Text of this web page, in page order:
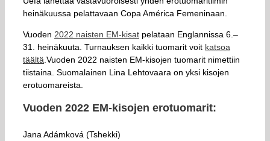
heinäkuussa pelattavaan Copa América Femeninaan.
Vuoden 2022 naisten EM-kisat pelataan Englannissa 6.–
31. heinäkuuta. Turnauksen kaikki tuomarit voit katsoa
täältä .Vuoden 2022 naisten EM-kisojen tuomarit nimettiin
tiistaina. Suomalainen Lina Lehtovaara on yksi kisojen
erotuomareista.
Vuoden 2022 EM-kisojen erotuomarit:
Jana Adámková (Tshekki)